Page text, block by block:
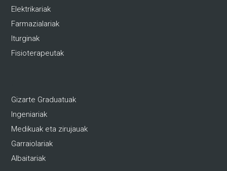
Elektrikariak
Farmazialariak
Iturginak
Fisioterapeutak
Gizarte Graduatuak
Ingeniariak
Medikuak eta zirujauak
Garraiolariak
Albaitariak